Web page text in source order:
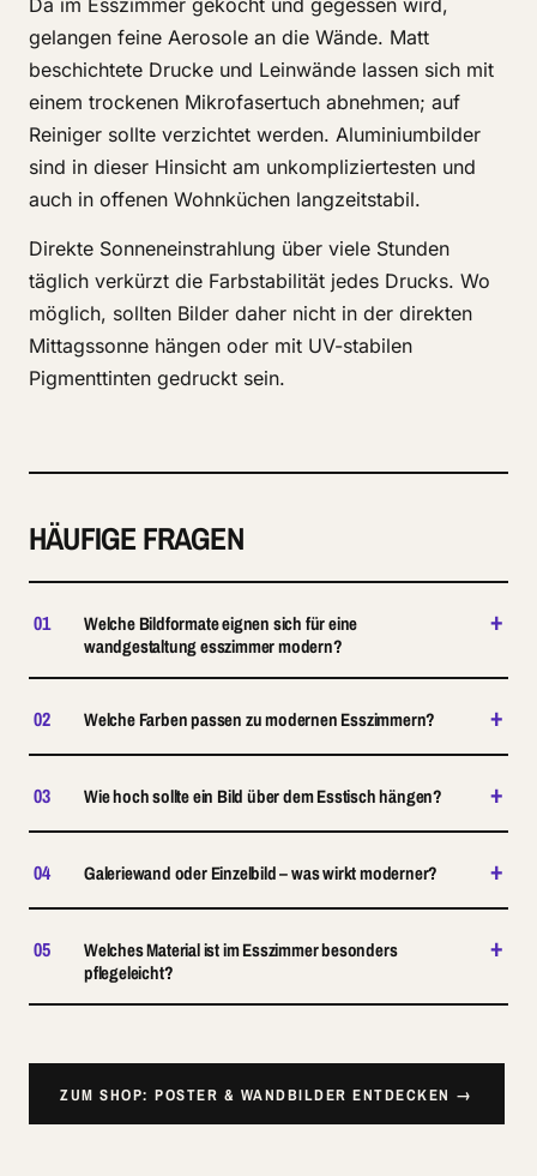
Da im Esszimmer gekocht und gegessen wird,
gelangen feine Aerosole an die Wände. Matt
beschichtete Drucke und Leinwände lassen sich mit
einem trockenen Mikrofasertuch abnehmen; auf
Reiniger sollte verzichtet werden. Aluminiumbilder
sind in dieser Hinsicht am unkompliziertesten und
auch in offenen Wohnküchen langzeitstabil.
Direkte Sonneneinstrahlung über viele Stunden
täglich verkürzt die Farbstabilität jedes Drucks. Wo
möglich, sollten Bilder daher nicht in der direkten
Mittagssonne hängen oder mit UV-stabilen
Pigmenttinten gedruckt sein.
HÄUFIGE FRAGEN
01
Welche Bildformate eignen sich für eine
wandgestaltung esszimmer modern?
+
02 Welche Farben passen zu modernen Esszimmern? +
03 Wie hoch sollte ein Bild über dem Esstisch hängen? +
04 Galeriewand oder Einzelbild – was wirkt moderner? +
05
Welches Material ist im Esszimmer besonders
pflegeleicht?
+
ZUM SHOP: POSTER & WANDBILDER ENTDECKEN →